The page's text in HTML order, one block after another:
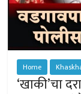
Home
‘खाकी’चा